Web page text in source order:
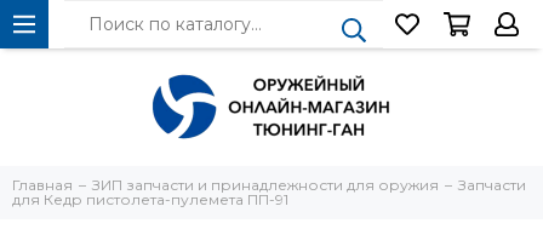
Главная ЗИП запчасти и принадлежности для оружия
Запчасти
для Кедр пистолета-пулемета ПП-91